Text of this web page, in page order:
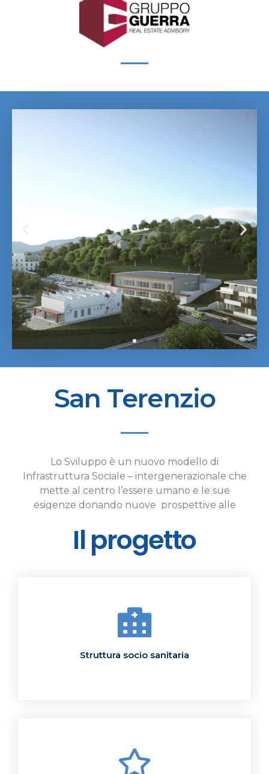
San Terenzio
Lo Sviluppo è un nuovo modello di
Infrastruttura Sociale – intergenerazionale che
mette al centro l’essere umano e le sue
esigenze donando nuove prospettive alle
longevo infatti, non è più visto come una “fonte
di costo” sociale, bensì come risorsa, il suo
creando così un modello virtuoso di socialità e
relazione, così si realizza la vera coesione sociale.
Il progetto
Struttura socio sanitaria